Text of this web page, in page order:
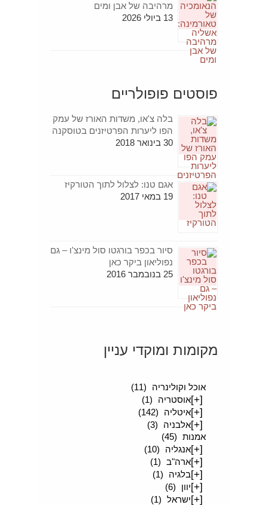
מרהיבה של אבן ומים
13 ביולי 2026
פוסטים פופולריים
בלה צ'או, משדות האורז של עמק
הפו ליערות הפרטיזנים בטוסקנה
30 בינואר 2018
אגם טנו: לצלול לתוך הטורקיז
19 במאי 2017
סיור בכפר בורגטו סול מינצ'ו – גם
נפוליאון ביקר כאן
25 בנובמבר 2016
מקומות ומוקדי עניין
אוכל וקולינריה
(11)
[+]אוסטריה (1)
[+]איטליה (142)
[+]אלבניה
(3)
אמנות (45)
[+]אנגליה (10)
[+]ארה"ב (1)
[+]בלגיה (1)
[+]יוון (6)
[+]ישראל (1)